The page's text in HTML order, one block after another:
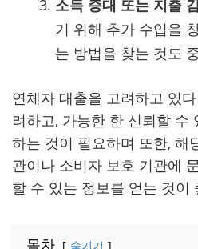
소득 증대 또는 지출
기 위해 추가 수입을
는 방법을 찾는 것도
연체자 대출을 고려하고 있
려하고, 가능한 한 신뢰할 수
하는 것이 필요하며 또한, 해
관이나 소비자 보호 기관에
할 수 있는 정보를 얻는 것이
목차
숨기기